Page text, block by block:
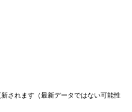
されます（最新データではない可能性